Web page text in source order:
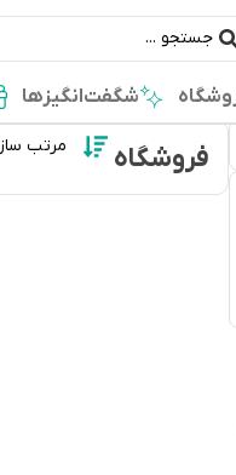
شگفت‌انگیزها
فروشگاه مرتب